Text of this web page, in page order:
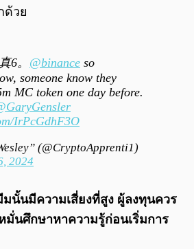
ด้วย
6。 @binance so
someone know they
MC token one day before.
IrPcGdhF3O
(@CryptoApprenti1)
2024
นั้นมีความเสี่ยงที่สูง ผู้ลงทุนควร
นศึกษาหาความรู้ก่อนเริ่มการ